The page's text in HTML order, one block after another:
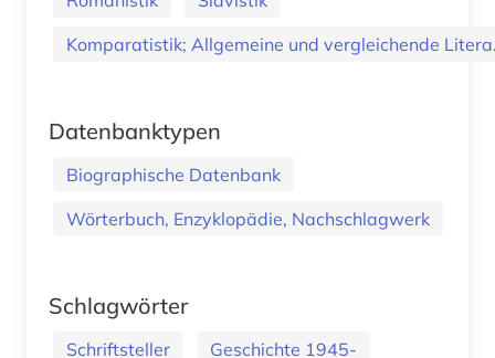
Komparatistik; Allgemeine und vergleichende
Datenbanktypen
Biographische Datenbank
Wörterbuch, Enzyklopädie, Nachschlagwerk
Schlagwörter
Schriftsteller
Geschichte 1945-